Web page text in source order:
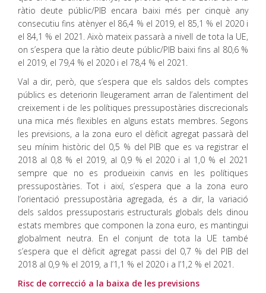
ràtio deute públic/PIB encara baixi més per cinquè any
consecutiu fins atènyer el 86,4 % el 2019, el 85,1 % el 2020 i
el 84,1 % el 2021. Això mateix passarà a nivell de tota la UE,
on s’espera que la ràtio deute públic/PIB baixi fins al 80,6 %
el 2019, el 79,4 % el 2020 i el 78,4 % el 2021.
Val a dir, però, que s’espera que els saldos dels comptes
públics es deteriorin lleugerament arran de l’alentiment del
creixement i de les polítiques pressupostàries discrecionals
una mica més flexibles en alguns estats membres. Segons
les previsions, a la zona euro el dèficit agregat passarà del
seu mínim històric del 0,5 % del PIB que es va registrar el
2018 al 0,8 % el 2019, al 0,9 % el 2020 i al 1,0 % el 2021
sempre que no es produeixin canvis en les polítiques
pressupostàries. Tot i així, s’espera que a la zona euro
l’orientació pressupostària agregada, és a dir, la variació
dels saldos pressupostaris estructurals globals dels dinou
estats membres que componen la zona euro, es mantingui
globalment neutra. En el conjunt de tota la UE també
s’espera que el dèficit agregat passi del 0,7 % del PIB del
2018 al 0,9 % el 2019, a l’1,1 % el 2020 i a l’1,2 % el 2021.
Risc de correcció a la baixa de les previsions